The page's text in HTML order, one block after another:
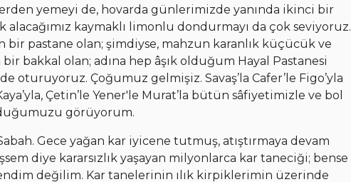
yemeyi de, hovarda günlerimizde yanında ikinci bir
kaymaklı limonlu dondurmayı da çok seviyoruz.
bir pastane olan; şimdiyse, mahzun karanlık küçücük ve
bir bakkal olan; adına hep âşık olduğum Hayal Pastanesi
oturuyoruz. Çoğumuz gelmişiz. Savaş’la Cafer’le Figo’yla
Çetin’le Yener'le Murat’la bütün sâfiyetimizle ve bol
görüyorum.
Gece yağan kar iyicene tutmuş, atıştırmaya devam
diye kararsızlık yaşayan milyonlarca kar taneciği; bense
değilim. Kar tanelerinin ılık kirpiklerimin üzerinde